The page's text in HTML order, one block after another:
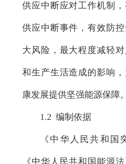
供应中断应对工作机制
供应中断事件，有效防
大风险，最大程度减轻
和生产生活造成的影响
康发展提供坚强能源保障。
1.2 编制依据
《中华人民共和国
《中华人民共和国能源